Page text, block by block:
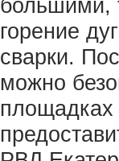
большими,
горение
сварки.
можно